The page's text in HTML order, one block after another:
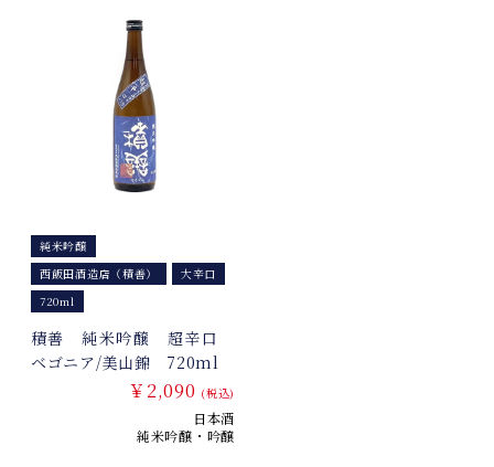
純米吟醸
西飯田酒造店（積善）
大辛口
720ml
積善 純米吟醸 超辛口
ベゴニア/美山錦 720ml
￥2,090 (税込)
日本酒
純米吟醸・吟醸